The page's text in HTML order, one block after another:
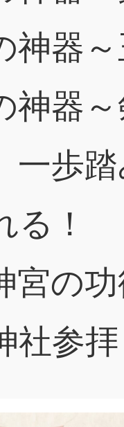
神器
神器
一歩
る！
宮の
社参拝